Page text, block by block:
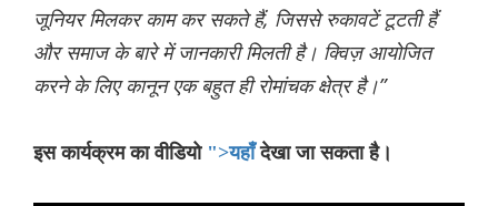
जूनियर मिलकर काम कर सकते हैं, जिससे रुकावटें टूटती हैं
और समाज के बारे में जानकारी मिलती है। क्विज़ आयोजित
करने के लिए कानून एक बहुत ही रोमांचक क्षेत्र है।”
इस कार्यक्रम का वीडियो ">यहाँदेखा जा सकता है।